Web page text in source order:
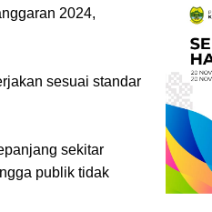
2024,
sesuai standar
sekitar
publik tidak